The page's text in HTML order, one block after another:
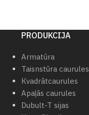
PRODUKCIJA
Armatūra
Taisnstūra caurules
Кvadrātcaurules
Apaļās caurules
Dubult-T sijas